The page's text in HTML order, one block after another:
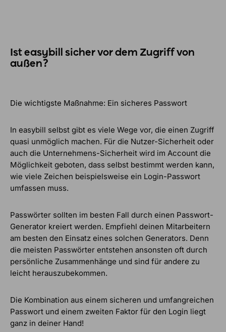
Ist easybill sicher vor dem Zugriff von
außen?
Die wichtigste Maßnahme: Ein sicheres Passwort
In easybill selbst gibt es viele Wege vor, die einen Zugriff
quasi unmöglich machen. Für die Nutzer-Sicherheit oder
auch die Unternehmens-Sicherheit wird im Account die
Möglichkeit geboten, dass selbst bestimmt werden kann,
wie viele Zeichen beispielsweise ein Login-Passwort
umfassen muss.
Passwörter sollten im besten Fall durch einen Passwort-
Generator kreiert werden. Empfiehl deinen Mitarbeitern
am besten den Einsatz eines solchen Generators. Denn
die meisten Passwörter entstehen ansonsten oft durch
persönliche Zusammenhänge und sind für andere zu
leicht herauszubekommen.
Die Kombination aus einem sicheren und umfangreichen
Passwort und einem zweiten Faktor für den Login liegt
ganz in deiner Hand!